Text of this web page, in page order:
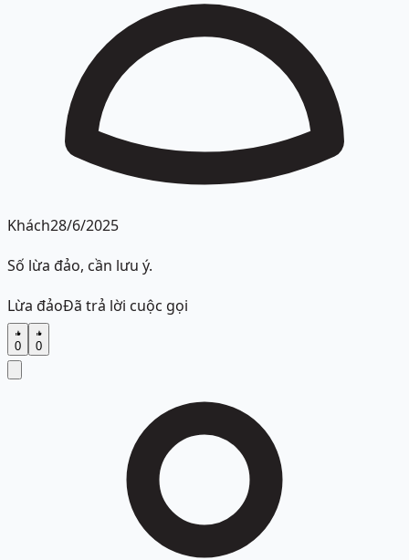
Khách28/6/2025
Số lừa đảo, cần lưu ý.
Lừa đảoĐã trả lời cuộc gọi
0 0